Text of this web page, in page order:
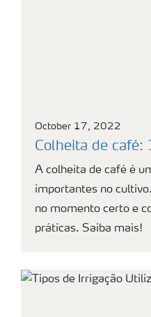
October 17, 2022
Colheita de café:
A colheita de café é
importantes no
no momento certo e
práticas. Saiba mais!